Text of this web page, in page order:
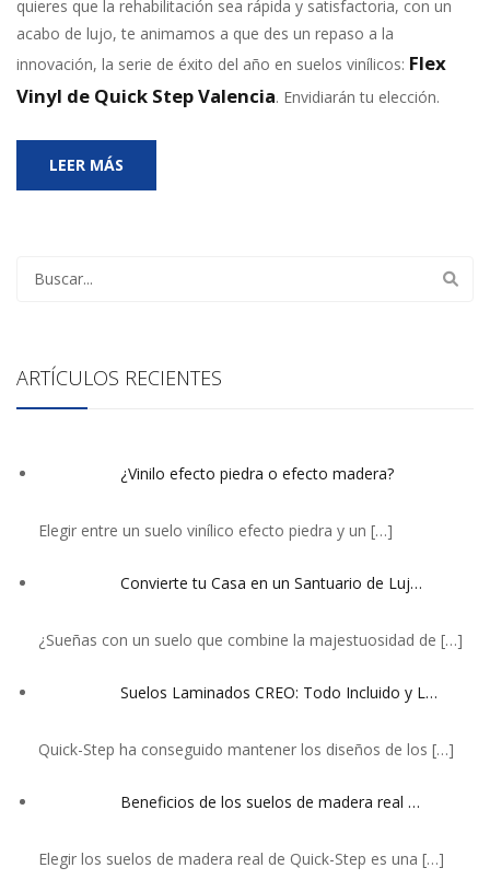
quieres que la rehabilitación sea rápida y satisfactoria, con un
acabo de lujo, te animamos a que des un repaso a la
innovación, la serie de éxito del año en suelos vinílicos: Flex
Vinyl de Quick Step Valencia. Envidiarán tu elección.
LEER MÁS
ARTÍCULOS RECIENTES
¿Vinilo efecto piedra o efecto madera?
Elegir entre un suelo vinílico efecto piedra y un […]
Convierte tu Casa en un Santuario de Luj…
¿Sueñas con un suelo que combine la majestuosidad de […]
Suelos Laminados CREO: Todo Incluido y L…
Quick-Step ha conseguido mantener los diseños de los […]
Beneficios de los suelos de madera real …
Elegir los suelos de madera real de Quick-Step es una […]